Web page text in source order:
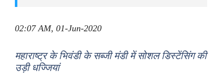
02:07 AM, 01-Jun-2020
महाराष्ट्र के भिवंडी के सब्जी मंडी में सोशल डिस्टेंसिंग की
उड़ी धज्जियां